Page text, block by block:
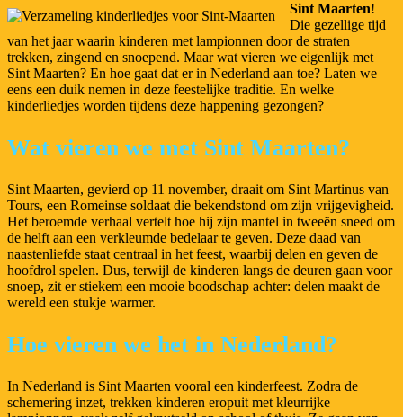
Sint Maarten!
Die gezellige tijd
van het jaar waarin kinderen met lampionnen door de straten
trekken, zingend en snoepend. Maar wat vieren we eigenlijk met
Sint Maarten? En hoe gaat dat er in Nederland aan toe? Laten we
eens een duik nemen in deze feestelijke traditie. En welke
kinderliedjes worden tijdens deze happening gezongen?
Wat vieren we met Sint Maarten?
Sint Maarten, gevierd op 11 november, draait om Sint Martinus van
Tours, een Romeinse soldaat die bekendstond om zijn vrijgevigheid.
Het beroemde verhaal vertelt hoe hij zijn mantel in tweeën sneed om
de helft aan een verkleumde bedelaar te geven. Deze daad van
naastenliefde staat centraal in het feest, waarbij delen en geven de
hoofdrol spelen. Dus, terwijl de kinderen langs de deuren gaan voor
snoep, zit er stiekem een mooie boodschap achter: delen maakt de
wereld een stukje warmer.
Hoe vieren we het in Nederland?
In Nederland is Sint Maarten vooral een kinderfeest. Zodra de
schemering inzet, trekken kinderen eropuit met kleurrijke